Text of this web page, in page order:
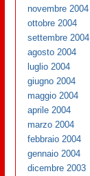
novembre 2004
ottobre 2004
settembre 2004
agosto 2004
luglio 2004
giugno 2004
maggio 2004
aprile 2004
marzo 2004
febbraio 2004
gennaio 2004
dicembre 2003